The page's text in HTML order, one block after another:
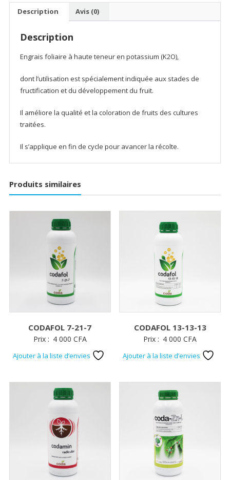
Description Avis (0)
Description
Engrais foliaire à haute teneur en potassium (K2O),
dont l’utilisation est spécialement indiquée aux stades de
fructification et du développement du fruit.
Il améliore la qualité et la coloration de fruits des cultures
traitées.
Il s’applique en fin de cycle pour avancer la récolte.
Produits similaires
CODAFOL 7-21-7
Prix : 4 000 CFA
Ajouter à la liste d’envies
CODAFOL 13-13-13
Prix : 4 000CFA
Ajouter à la liste d’envies